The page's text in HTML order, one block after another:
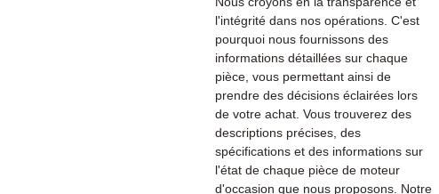
l'intégrité dans nos opérations. C'est
pourquoi nous fournissons des
informations détaillées sur chaque
pièce, vous permettant ainsi de
prendre des décisions éclairées lors
de votre achat. Vous trouverez des
descriptions précises, des
spécifications et des informations sur
l'état de chaque pièce de moteur
d'occasion que nous proposons. Notre